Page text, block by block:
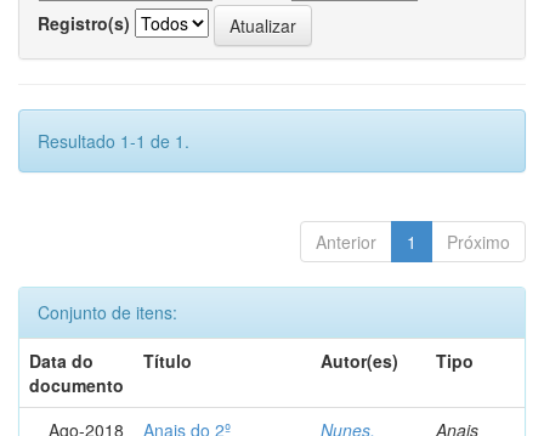
Registro(s)
Resultado 1-1 de 1.
Anterior 1 Próximo
Conjunto de itens:
Data do
documento
Título Autor(es) Tipo
Ago-2018
Anais do 2º
Nunes,
Anais